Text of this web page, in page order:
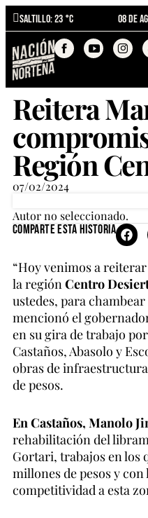
Saltillo: 23 °C 08 de
Reitera
Región
07/02/2024
Autor no seleccionado.
Comparte esta historia
“Hoy venimos a
la región Centro
ustedes, para
mencionó el
en su gira de trabajo
Castaños, Abasolo y
obras de
de pesos.
En Castaños, Manolo
rehabilitación del
Gortari, trabajos en los
millones de pesos y
competitividad a esta